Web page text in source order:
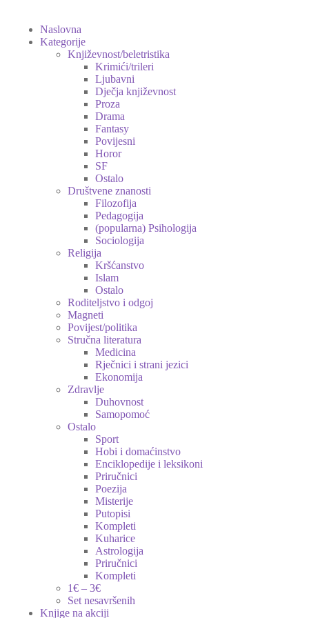
Naslovna
Kategorije
Književnost/beletristika
Krimići/trileri
Ljubavni
Dječja književnost
Proza
Drama
Fantasy
Povijesni
Horor
SF
Ostalo
Društvene znanosti
Filozofija
Pedagogija
(popularna) Psihologija
Sociologija
Religija
Kršćanstvo
Islam
Ostalo
Roditeljstvo i odgoj
Magneti
Povijest/politika
Stručna literatura
Medicina
Rječnici i strani jezici
Ekonomija
Zdravlje
Duhovnost
Samopomoć
Ostalo
Sport
Hobi i domaćinstvo
Enciklopedije i leksikoni
Priručnici
Poezija
Misterije
Putopisi
Kompleti
Kuharice
Astrologija
Priručnici
Kompleti
1€ – 3€
Set nesavršenih
Knjige na akciji